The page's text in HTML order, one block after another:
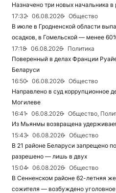
Назначено три новых начальника
17:32
06.08.2026
Общество
В июле в Гродненской области
осадков, в Гомельской — менее
17:18
06.08.2026
Политика
Поверенный в делах Франции
Беларуси
16:50
06.08.2026
Общество
Направлено в суд коррупционное
Могилеве
16:41
06.08.2026
Общество,
Из Мьянмы возвращена
15:43
06.08.2026
Общество
В 21 районе Беларуси запрещено
разрешено — лишь в двух
15:04
06.08.2026
Общество
В Сенненском районе 62-летняя
сожителя — возбуждено